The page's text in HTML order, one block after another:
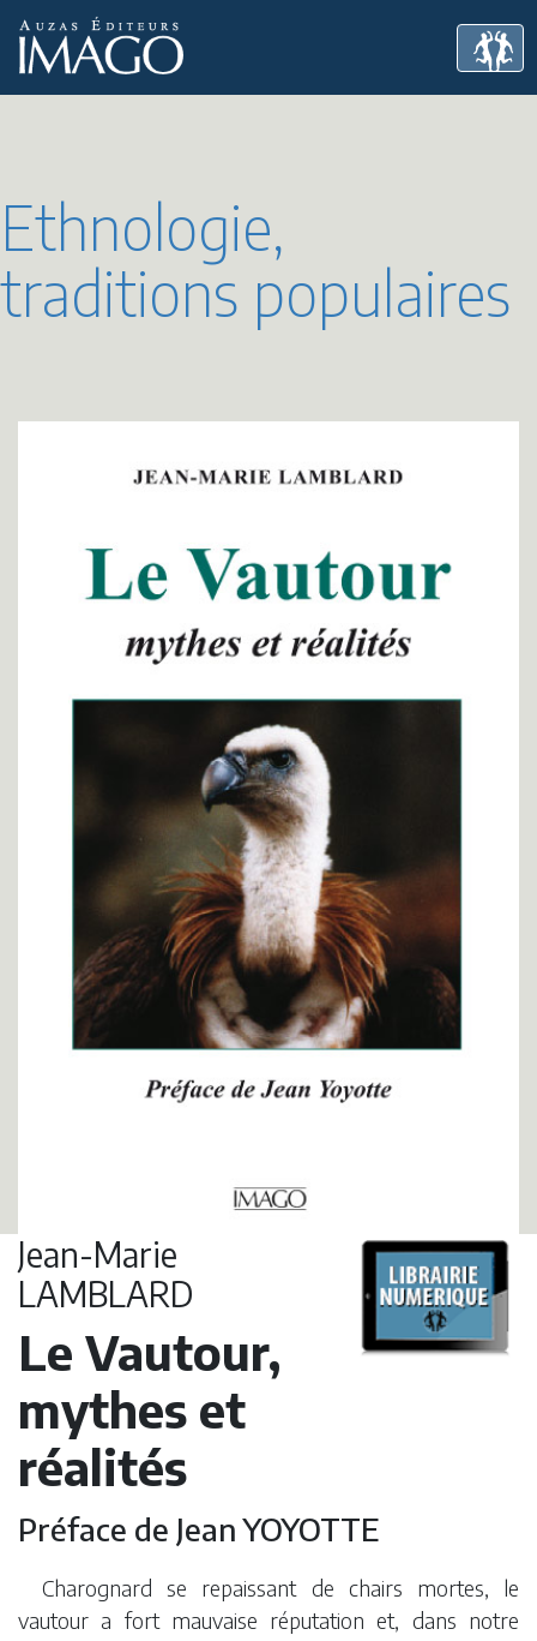
Ethnologie,
traditions populaires
Jean-Marie
LAMBLARD
Le Vautour,
mythes et
réalités
Préface de Jean YOYOTTE
Charognard se repaissant de chairs mortes, le
vautour a fort mauvaise réputation et, dans notre